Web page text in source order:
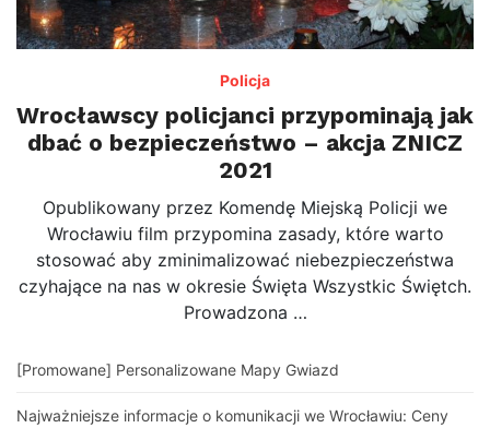
Policja
Wrocławscy policjanci przypominają jak
dbać o bezpieczeństwo – akcja ZNICZ
2021
Opublikowany przez Komendę Miejską Policji we
Wrocławiu film przypomina zasady, które warto
stosować aby zminimalizować niebezpieczeństwa
czyhające na nas w okresie Święta Wszystkic Świętch.
Prowadzona …
[Promowane] Personalizowane Mapy Gwiazd
Najważniejsze informacje o komunikacji we Wrocławiu: Ceny